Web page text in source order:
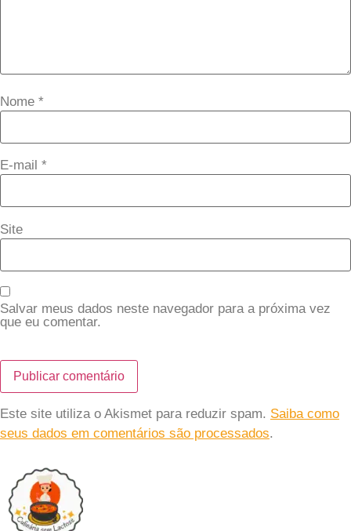
Nome *
E-mail *
Site
Salvar meus dados neste navegador para a próxima vez
que eu comentar.
Este site utiliza o Akismet para reduzir spam. Saiba como
seus dados em comentários são processados.